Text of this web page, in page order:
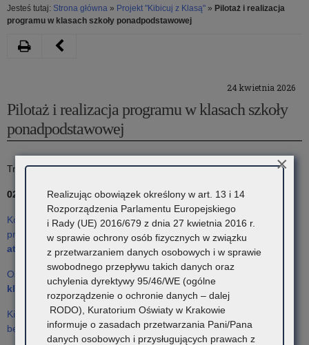
Jesteś tutaj: Strona główna » Projekt "Kibicuj z Klasą" » Pilotaż i realizacja
programu w klasach szkoły ponadpodstawowej
24 kwietnia 2026
Pilotaż i realizacja programu w klasach szkoły
ponadpodstawowej
Trwa pilotaż projektu w wybranych szkołach.
02.06.2026
Konferencja prasowa nt. realizacji unikatowego w skali kraju
projektu edukacyjno – profilaktycznego„Razem tworzymy
atmosferę – Kibicuj z klasą”– Małopolska Policja
Osiem małopolskich klubów dołączyło do projektu
klasą”
– Małopolski Związek Piłki Nożnej
Kibicuj z klasą. Małopolski ZPN dołączył do projektu na rzecz
bezpieczeństwa na stadionach – Małopolski Związek Piłki Nożnej
DrukujNastępny
i
realizacja
programu
klasach
VII
–
VIII
szkoły
podstawowej
Realizując obowiązek określony w art. 13 i 14
Rozporządzenia Parlamentu Europejskiego
i Rady (UE) 2016/679 z dnia 27 kwietnia 2016 r.
w sprawie ochrony osób fizycznych w związku
z przetwarzaniem danych osobowych i w sprawie
swobodnego przepływu takich danych oraz
uchylenia dyrektywy 95/46/WE (ogólne
rozporządzenie o ochronie danych – dalej
RODO), Kuratorium Oświaty w Krakowie
informuje o zasadach przetwarzania Pani/Pana
danych osobowych i przysługujących prawach z
×